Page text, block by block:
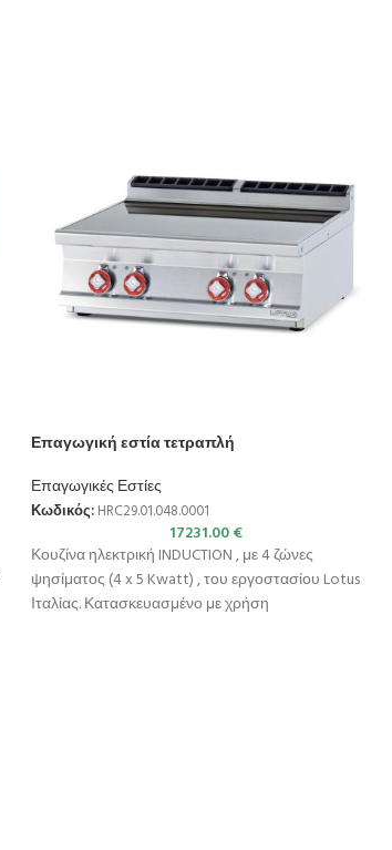
Επαγωγική εστία τετραπλή
Επαγωγικές Εστίες
Κωδικός: HRC29.01.048.0001
17231.00€
Κουζίνα ηλεκτρική INDUCTION , με 4 ζώνες
ψησίματος (4 x 5 Kwatt) , του εργοστασίου Lotus
Ιταλίας. Κατασκευασμένο με χρήση